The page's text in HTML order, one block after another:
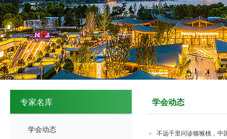
专家名库
学会动态
学会动态
不远千里问诊猕猴桃，中